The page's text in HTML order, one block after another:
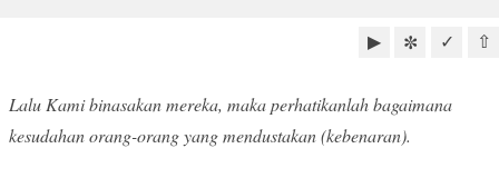
⇧
✓
✼
▶
Lalu Kami binasakan mereka, maka perhatikanlah bagaimana
kesudahan orang-orang yang mendustakan (kebenaran).